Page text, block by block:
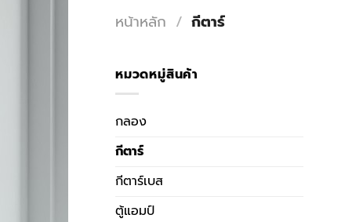
หน้าหลัก / กีตาร์
หมวดหมู่สินค้า
กลอง
กีตาร์
กีตาร์เบส
ตู้แอมป์